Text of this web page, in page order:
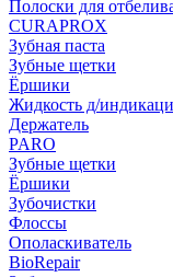
Полоски для
CURAPROX
Зубная паста
Зубные щетки
Ёршики
Жидкость д/
Держатель
PARO
Зубные щетки
Ёршики
Зубочистки
Флоссы
Ополаскиватель
BioRepair